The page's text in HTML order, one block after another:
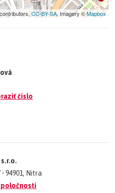
CC-BY-SA, Imagery ©Mapbox
číslo
s.r.o.
94901, Nitra